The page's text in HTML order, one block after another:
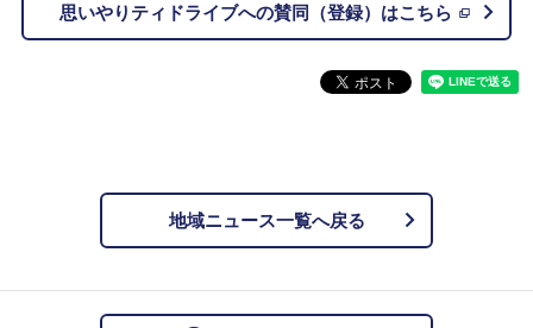
思いやりティドライブへの賛同（登録）はこちら
地域ニュース一覧へ戻る